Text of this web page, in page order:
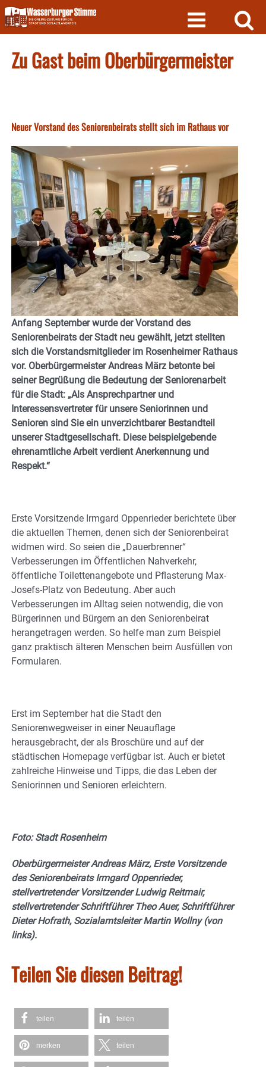
Skip
to
content
Zu Gast beim Oberbürgermeister
Neuer Vorstand des Seniorenbeirats stellt sich im Rathaus vor
Anfang September wurde der Vorstand des
Seniorenbeirats der Stadt neu gewählt, jetzt stellten
sich die Vorstandsmitglieder im Rosenheimer Rathaus
vor. Oberbürgermeister Andreas März betonte bei
seiner Begrüßung die Bedeutung der Seniorenarbeit
für die Stadt: „Als Ansprechpartner und
Interessensvertreter für unsere Seniorinnen und
Senioren sind Sie ein unverzichtbarer Bestandteil
unserer Stadtgesellschaft. Diese beispielgebende
ehrenamtliche Arbeit verdient Anerkennung und
Respekt.“
Erste Vorsitzende Irmgard Oppenrieder berichtete über
die aktuellen Themen, denen sich der Seniorenbeirat
widmen wird. So seien die „Dauerbrenner“
Verbesserungen im Öffentlichen Nahverkehr,
öffentliche Toilettenangebote und Pflasterung Max-
Josefs-Platz von Bedeutung. Aber auch
Verbesserungen im Alltag seien notwendig, die von
Bürgerinnen und Bürgern an den Seniorenbeirat
herangetragen werden. So helfe man zum Beispiel
ganz praktisch älteren Menschen beim Ausfüllen von
Formularen.
Erst im September hat die Stadt den
Seniorenwegweiser in einer Neuauflage
herausgebracht, der als Broschüre und auf der
städtischen Homepage verfügbar ist. Auch er bietet
zahlreiche Hinweise und Tipps, die das Leben der
Seniorinnen und Senioren erleichtern.
Foto: Stadt Rosenheim
Oberbürgermeister Andreas März, Erste Vorsitzende
des Seniorenbeirats Irmgard Oppenrieder,
stellvertretender Vorsitzender Ludwig Reitmair,
stellvertretender Schriftführer Theo Auer, Schriftführer
Dieter Hofrath, Sozialamtsleiter Martin Wollny (von
links).
Teilen Sie diesen Beitrag!
teilen teilen
merken teilen